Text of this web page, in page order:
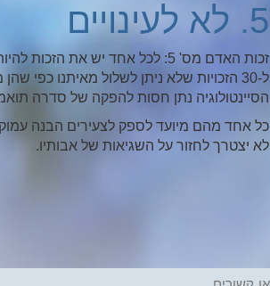
5. לא לעינויים
זכות האדם מס' 5: לכל אחד יש את
ל-30 הזכויות שלא ניתן לשלול מאיתנו
הסיינטולוגיה נתן חסות להפקה של סדרה
כל אחד מהם מיועד לספק לצעירים הבנה
לא יצטרך לחזור על השגיאות של אבותיו.